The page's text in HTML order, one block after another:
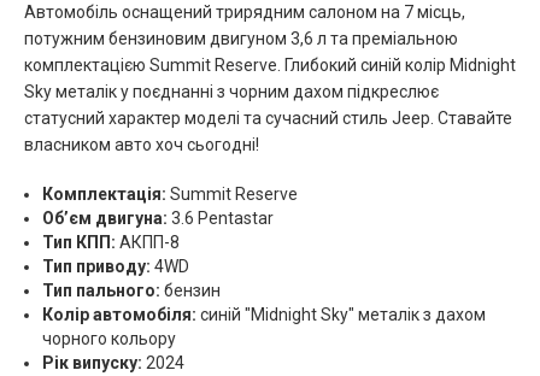
Автомобіль оснащений трирядним салоном на 7 місць,
потужним бензиновим двигуном 3,6 л та преміальною
комплектацією Summit Reserve. Глибокий синій колір Midnight
Sky металік у поєднанні з чорним дахом підкреслює
статусний характер моделі та сучасний стиль Jeep. Ставайте
власником авто хоч сьогодні!
Комплектація: Summit Reserve
Об’єм двигуна: 3.6 Pentastar
Тип КПП: АКПП-8
Тип приводу: 4WD
Тип пального: бензин
Колір автомобіля: синій "Midnight Sky" металік з дахом
чорного кольору
Рік випуску: 2024